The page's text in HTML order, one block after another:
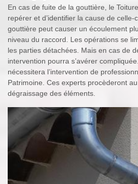
En cas de fuite de la gouttière, le
repérer et d’identifier la cause de
gouttière peut causer un écoulement
niveau du raccord. Les opérations se
les parties détachées. Mais en cas de
intervention pourra s’avérer
nécessitera l’intervention de
Patrimoine. Ces experts procèderont
dégraissage des éléments.